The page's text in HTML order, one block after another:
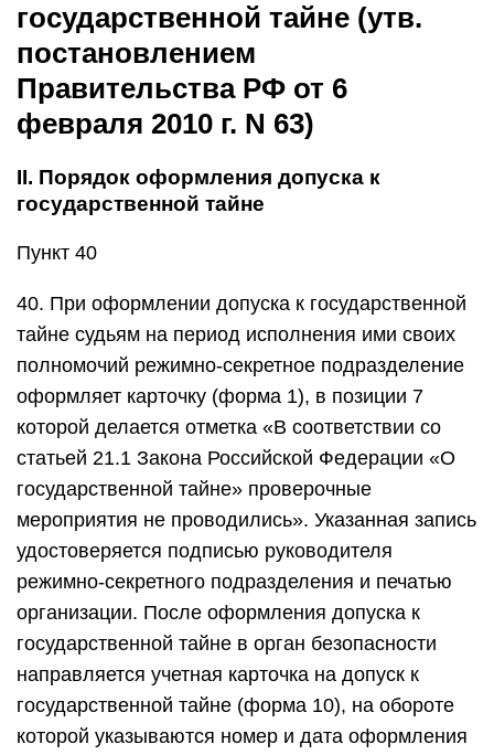
государственной тайне (утв.
постановлением
Правительства РФ от 6
февраля 2010 г. N 63)
II. Порядок оформления допуска к
государственной тайне
Пункт 40
40. При оформлении допуска к государственной
тайне судьям на период исполнения ими своих
полномочий режимно-секретное подразделение
оформляет карточку (форма 1), в позиции 7
которой делается отметка «В соответствии со
статьей 21.1 Закона Российской Федерации «О
государственной тайне» проверочные
мероприятия не проводились». Указанная запись
удостоверяется подписью руководителя
режимно-секретного подразделения и печатью
организации. После оформления допуска к
государственной тайне в орган безопасности
направляется учетная карточка на допуск к
государственной тайне (форма 10), на обороте
которой указываются номер и дата оформления